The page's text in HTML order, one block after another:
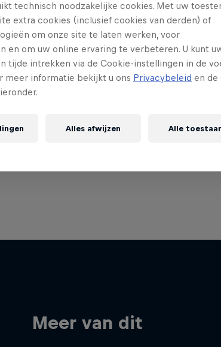
Meer van dit
technisch noodzakelijke cookies. Met uw
extra cookies (inclusief cookies van derden) of
om onze site te laten werken, voor
en om uw online ervaring te verbeteren. U kunt
tijde intrekken via de Cookie-instellingen in de
meer informatie bekijkt u ons Privacybeleid en de
Alles afwijzen Alle